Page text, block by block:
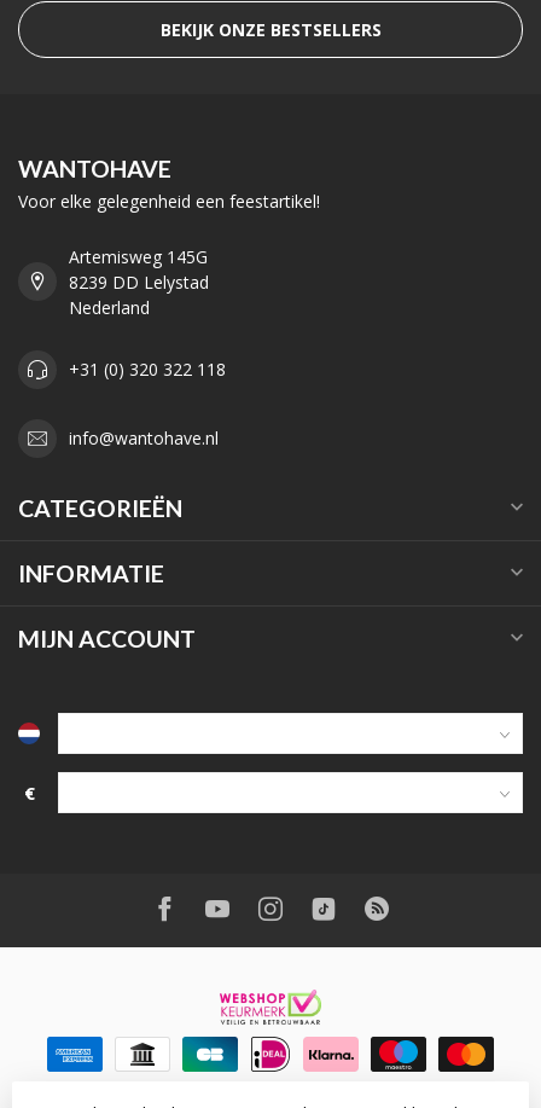
BEKIJK ONZE BESTSELLERS
WANTOHAVE
Voor elke gelegenheid een feestartikel!
Artemisweg 145G
8239 DD Lelystad
Nederland
+31 (0) 320 322 118
info@wantohave.nl
CATEGORIEËN
INFORMATIE
MIJN ACCOUNT
€